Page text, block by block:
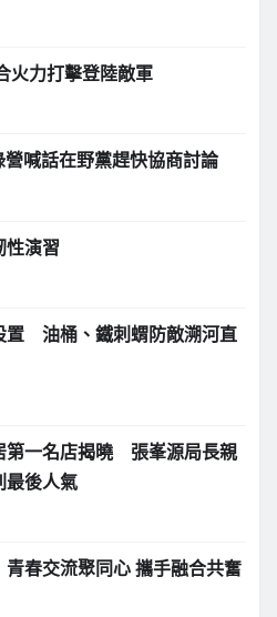
火力打擊登陸敵軍
喊話在野黨趕快協商討論
性演習
置 油桶、鐵刺蝟防敵溯河直
第一名店揭曉 張峯源局長親
最後人氣
青春交流聚同心 攜手融合共奮